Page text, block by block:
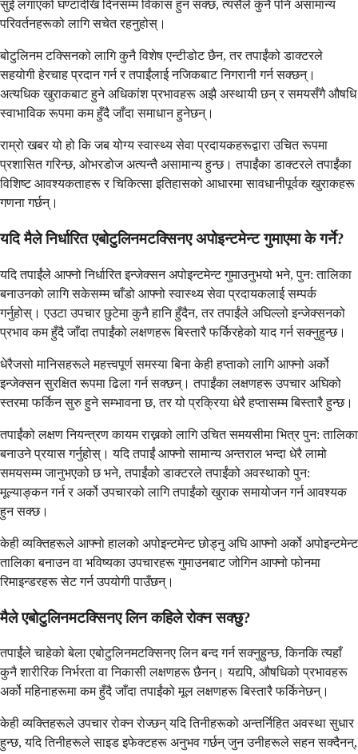
सुई लगाएको घण्टादेखि दिनसम्म विकास हुन सक्छ, त्यसैले कुनै पनि असामान्य
परिवर्तनहरूको लागि सचेत रहनुहोस्।
बोटुलिनम टक्सिनको लागि कुनै विशेष एन्टीडोट छैन, तर तपाईंको डाक्टरले
सहयोगी हेरचाह प्रदान गर्न र तपाईंलाई नजिकबाट निगरानी गर्न सक्छन्।
अत्यधिक खुराकबाट हुने अधिकांश प्रभावहरू अझै अस्थायी छन् र समयसँगै औषधि
स्वाभाविक रूपमा कम हुँदै जाँदा समाधान हुनेछन्।
राम्रो खबर यो हो कि जब योग्य स्वास्थ्य सेवा प्रदायकहरूद्वारा उचित रूपमा
प्रशासित गरिन्छ, ओभरडोज अत्यन्तै असामान्य हुन्छ। तपाईंका डाक्टरले तपाईंका
विशिष्ट आवश्यकताहरू र चिकित्सा इतिहासको आधारमा सावधानीपूर्वक खुराकहरू
गणना गर्छन्।
यदि मैले निर्धारित एबोटुलिनमटक्सिनए अपोइन्टमेन्ट गुमाएमा के गर्ने?
यदि तपाईंले आफ्नो निर्धारित इन्जेक्सन अपोइन्टमेन्ट गुमाउनुभयो भने, पुन: तालिका
बनाउनको लागि सकेसम्म चाँडो आफ्नो स्वास्थ्य सेवा प्रदायकलाई सम्पर्क
गर्नुहोस्। एउटा उपचार छुटेमा कुनै हानि हुँदैन, तर तपाईंले अघिल्लो इन्जेक्सनको
प्रभाव कम हुँदै जाँदा तपाईंको लक्षणहरू बिस्तारै फर्किरहेको याद गर्न सक्नुहुन्छ।
धेरैजसो मानिसहरूले महत्त्वपूर्ण समस्या बिना केही हप्ताको लागि आफ्नो अर्को
इन्जेक्सन सुरक्षित रूपमा ढिला गर्न सक्छन्। तपाईंका लक्षणहरू उपचार अघिको
स्तरमा फर्किन सुरु हुने सम्भावना छ, तर यो प्रक्रिया धेरै हप्तासम्म बिस्तारै हुन्छ।
तपाईंको लक्षण नियन्त्रण कायम राख्नको लागि उचित समयसीमा भित्र पुन: तालिका
बनाउने प्रयास गर्नुहोस्। यदि तपाईं आफ्नो सामान्य अन्तराल भन्दा धेरै लामो
समयसम्म जानुभएको छ भने, तपाईंको डाक्टरले तपाईंको अवस्थाको पुन:
मूल्याङ्कन गर्न र अर्को उपचारको लागि तपाईंको खुराक समायोजन गर्न आवश्यक
हुन सक्छ।
केही व्यक्तिहरूले आफ्नो हालको अपोइन्टमेन्ट छोड्नु अघि आफ्नो अर्को अपोइन्टमेन्ट
तालिका बनाउन वा भविष्यका उपचारहरू गुमाउनबाट जोगिन आफ्नो फोनमा
रिमाइन्डरहरू सेट गर्न उपयोगी पाउँछन्।
मैले एबोटुलिनमटक्सिनए लिन कहिले रोक्न सक्छु?
तपाईंले चाहेको बेला एबोटुलिनमटक्सिनए लिन बन्द गर्न सक्नुहुन्छ, किनकि त्यहाँ
कुनै शारीरिक निर्भरता वा निकासी लक्षणहरू छैनन्। यद्यपि, औषधिको प्रभावहरू
अर्को महिनाहरूमा कम हुँदै जाँदा तपाईंको मूल लक्षणहरू बिस्तारै फर्किनेछन्।
केही व्यक्तिहरूले उपचार रोक्न रोज्छन् यदि तिनीहरूको अन्तर्निहित अवस्था सुधार
हुन्छ, यदि तिनीहरूले साइड इफेक्टहरू अनुभव गर्छन् जुन उनीहरूले सहन सक्दैनन्,